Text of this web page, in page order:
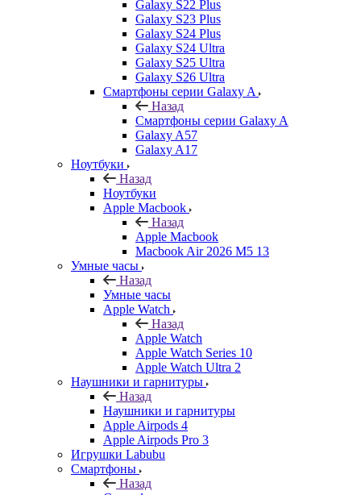
Galaxy S22 Plus
Galaxy S23 Plus
Galaxy S24 Plus
Galaxy S24 Ultra
Galaxy S25 Ultra
Galaxy S26 Ultra
Смартфоны серии Galaxy A
Назад
Смартфоны серии Galaxy A
Galaxy A57
Galaxy A17
Ноутбуки
Назад
Ноутбуки
Apple Macbook
Назад
Apple Macbook
Macbook Air 2026 M5 13
Умные часы
Назад
Умные часы
Apple Watch
Назад
Apple Watch
Apple Watch Series 10
Apple Watch Ultra 2
Наушники и гарнитуры
Назад
Наушники и гарнитуры
Apple Airpods 4
Apple Airpods Pro 3
Игрушки Labubu
Смартфоны
Назад